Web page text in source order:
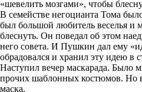
«шевелить мозгами», чтобы
В семействе негоцианта Тома
был большой любитель веселья и
блеснуть. Он поведал об этом
него совета. И Пушкин дал ему
обрадовался и хранил эту идею в
Наступил вечер маскарада. Было
прочих шаблонных костюмов. Но
маска.